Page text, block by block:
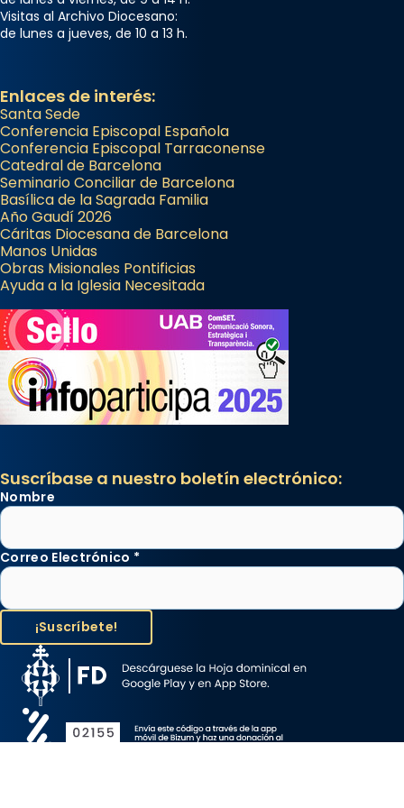
Foto
Visitas al Archivo Diocesano:
de lunes a jueves, de 10 a 13 h.
Enlaces de interés:
Santa Sede
Conferencia Episcopal Española
Conferencia Episcopal Tarraconense
Catedral de Barcelona
Seminario Conciliar de Barcelona
Basílica de la Sagrada Familia
Año Gaudí 2026
Cáritas Diocesana de Barcelona
Manos Unidas
Obras Misionales Pontificias
Ayuda a la Iglesia Necesitada
Suscríbase a nuestro boletín electrónico:
Nombre
Correo Electrónico *